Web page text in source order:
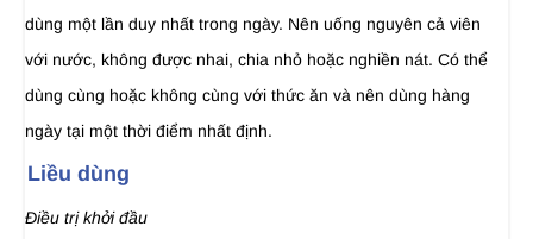
dùng một lần duy nhất trong ngày. Nên uống nguyên cả viên
với nước, không được nhai, chia nhỏ hoặc nghiền nát. Có thể
dùng cùng hoặc không cùng với thức ăn và nên dùng hàng
ngày tại một thời điểm nhất định.
Liều dùng
Điều trị khởi đầu